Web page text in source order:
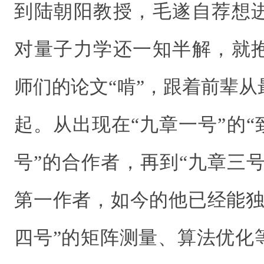
到陆朝阳教授，毛遂自荐想
对量子力学还一知半解，就
师们的论文“啃”，跟着前辈
起。从出现在“九章一号”的“
号”的合作者，再到“九章三
第一作者，如今的他已经能
四号”的矩阵测量、算法优